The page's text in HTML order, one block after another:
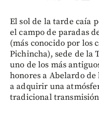
El sol de la tarde caía
el campo de paradas
(más conocido por los
Pichincha), sede de la
uno de los más
honores a Abelardo
a adquirir una
tradicional